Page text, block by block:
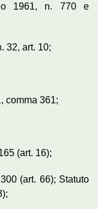
1961, n. 770 e
32, art. 10;
comma 361;
(art. 16);
(art. 66); Statuto